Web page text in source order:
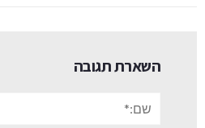
השארת תגובה